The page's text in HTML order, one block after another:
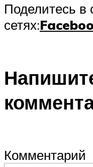
Поделитесь в
сетях:
Комментарий